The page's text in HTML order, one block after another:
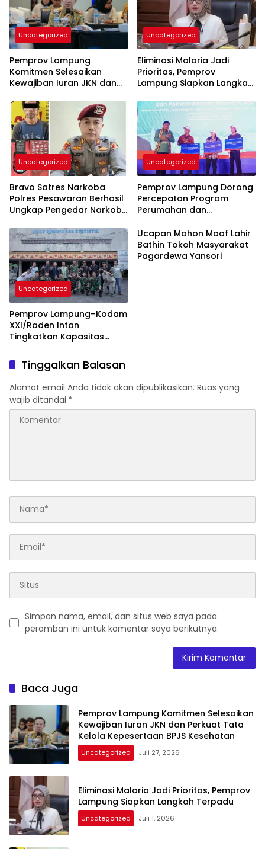
Uncategorized
Pemprov Lampung
Komitmen Selesaikan
Kewajiban Iuran JKN dan
Kepesertaan BPJS
Kesehatan
Uncategorized
Eliminasi Malaria Jadi
Prioritas, Pemprov
Lampung Siapkan Langkah
Uncategorized
Bravo Satres Narkoba
Polres Pesawaran Berhasil
Ungkap Pengedar Narkoba
Uncategorized
Pemprov Lampung Dorong
Percepatan Program
Perumahan dan
Rakyat
Uncategorized
Pemprov Lampung–Kodam
XXI/Raden Intan
Tingkatkan Kapasitas
Komunikasi Publik
Ucapan Mohon Maaf Lahir
Bathin Tokoh Masyarakat
Pagardewa Yansori
Tinggalkan Balasan
Alamat email Anda tidak akan dipublikasikan. Ruas yang
wajib ditandai *
Simpan nama, email, dan situs web saya pada
peramban ini untuk komentar saya berikutnya.
Baca Juga
Pemprov Lampung Komitmen Selesaikan
Kewajiban Iuran JKN dan Perkuat Tata
Kelola Kepesertaan BPJS Kesehatan
Uncategorized Juli 27, 2026
Eliminasi Malaria Jadi Prioritas, Pemprov
Lampung Siapkan Langkah Terpadu
Uncategorized Juli 1, 2026